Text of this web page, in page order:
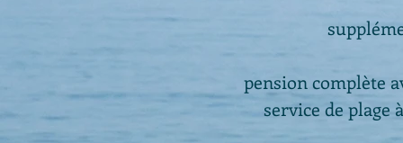
pension complète
service de plage